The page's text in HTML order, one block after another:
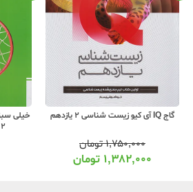
گاج IQ آی کیو زیست شناسی 2 یازدهم
۱,۷۵۰,۰۰۰تومان
۱,۳۸۲,۰۰۰ تومان
خیلی
2 یازدهم + ضمیمه رایگان